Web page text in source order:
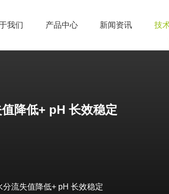
我们 产品中心 新闻资讯 技
降低+ pH 长效稳定
流失值降低+ pH 长效稳定